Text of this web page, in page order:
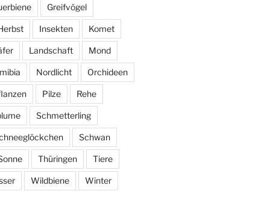
Greifvögel
Insekten Komet
Landschaft Mond
Nordlicht Orchideen
Pilze Rehe
Schmetterling
Schwan
Thüringen Tiere
Wildbiene Winter